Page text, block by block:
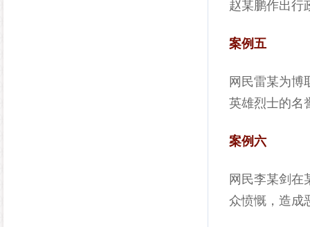
赵某鹏作出行
案例五
网民雷某为博
英雄烈士的名
案例六
网民李某剑在
众愤慨，造成